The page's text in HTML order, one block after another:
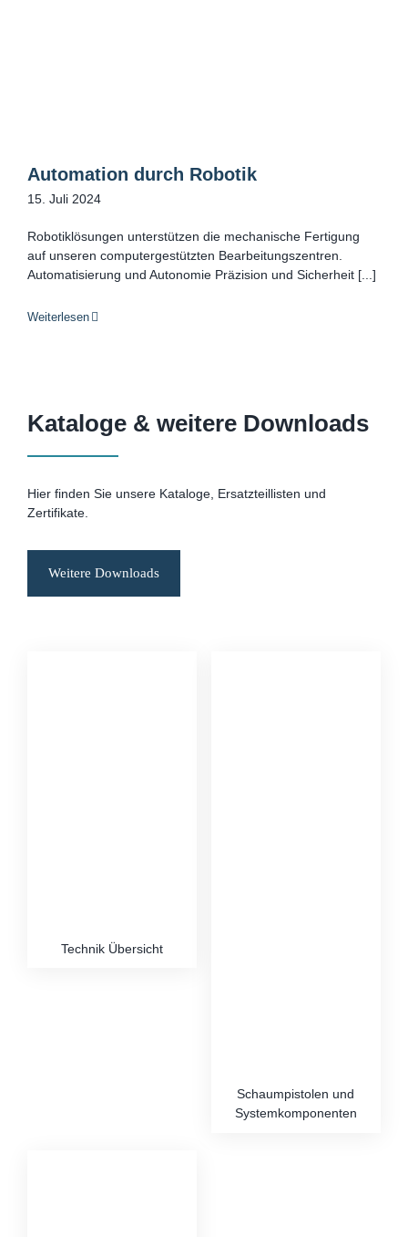
Automation durch Robotik
15. Juli 2024
Robotiklösungen unterstützen die mechanische Fertigung
auf unseren computergestützten Bearbeitungszentren.
Automatisierung und Autonomie Präzision und Sicherheit [...]
Weiterlesen
Kataloge & weitere Downloads
Hier finden Sie unsere Kataloge, Ersatzteillisten und
Zertifikate.
Weitere Downloads
Technik Übersicht
Schaumpistolen und
Systemkomponenten